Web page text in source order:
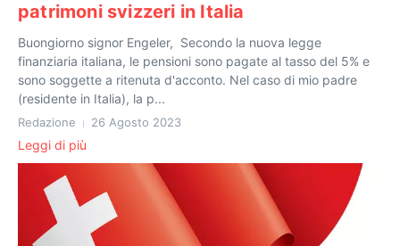
patrimoni svizzeri in Italia
Buongiorno signor Engeler, Secondo la nuova legge
finanziaria italiana, le pensioni sono pagate al tasso del 5% e
sono soggette a ritenuta d'acconto. Nel caso di mio padre
(residente in Italia), la p...
Redazione 26 Agosto 2023
Leggi di più